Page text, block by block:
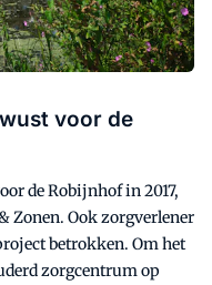
voor de
de Robijnhof in 2017,
Zonen. Ook zorgverlener
betrokken. Om het
zorgcentrum op